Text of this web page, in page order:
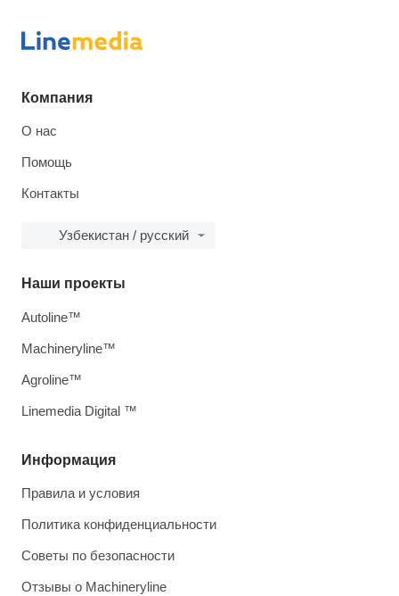
Компания
О нас
Помощь
Контакты
Узбекистан / русский
Информация
Правила и условия
Политика конфиденциальности
Советы по безопасности
Отзывы о Machineryline
Наши проекты
Autoline™
Machineryline™
Agroline™
Linemedia Digital ™